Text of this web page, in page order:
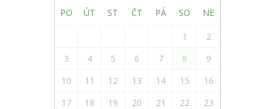
PO ÚT ST ČT PÁ SO NE
1
2
3
4 5 6 7 8
9
10
11 12 13 14 15
16
17
18 19 20 21 22
23